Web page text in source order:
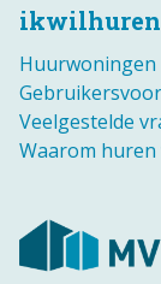
Huurwoningen
Veelgestelde
Waarom huren